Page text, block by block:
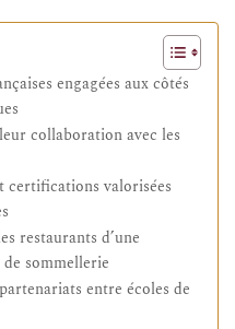
engagées aux côtés
collaboration avec les
certifications valorisées
restaurants d’une
sommellerie
entre écoles de